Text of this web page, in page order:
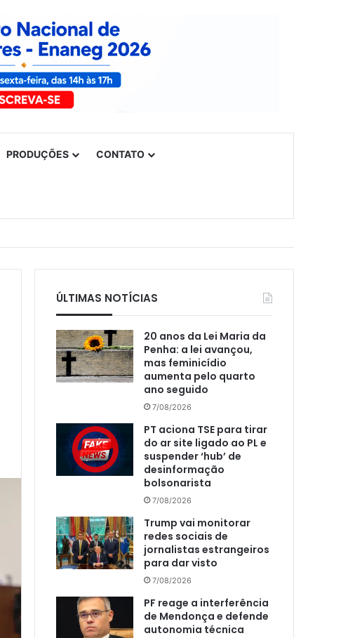
PRODUÇÕES CONTATO
ÚLTIMAS NOTÍCIAS
20 anos da Lei Maria da
Penha: a lei avançou,
mas feminicídio
aumenta pelo quarto
ano seguido
7/08/2026
PT aciona TSE para tirar
do ar site ligado ao PL e
suspender ‘hub’ de
desinformação
bolsonarista
7/08/2026
Trump vai monitorar
redes sociais de
jornalistas estrangeiros
para dar visto
7/08/2026
PF reage a interferência
de Mendonça e defende
autonomia técnica